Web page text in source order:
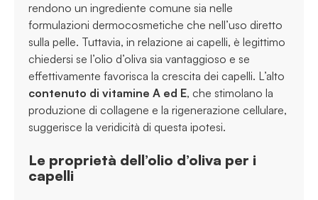
rendono un ingrediente comune sia nelle
formulazioni dermocosmetiche che nell’uso diretto
sulla pelle. Tuttavia, in relazione ai capelli, è legittimo
chiedersi se l’olio d’oliva sia vantaggioso e se
effettivamente favorisca la crescita dei capelli. L’alto
contenuto di vitamine A ed E, che stimolano la
produzione di collagene e la rigenerazione cellulare,
suggerisce la veridicità di questa ipotesi.
Le proprietà dell’olio d’oliva per i
capelli